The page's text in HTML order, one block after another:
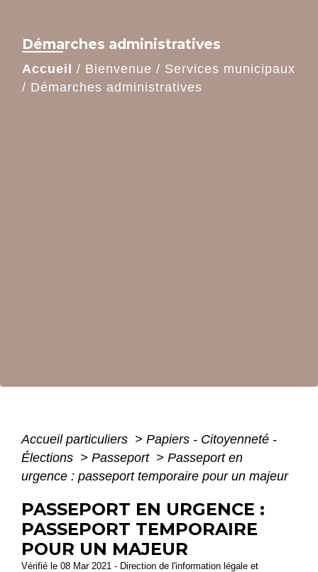
Démarches administratives
Accueil / Bienvenue / Services municipaux
/ Démarches administratives
Accueil particuliers > Papiers - Citoyenneté -
Élections > Passeport > Passeport en
urgence : passeport temporaire pour un majeur
PASSEPORT EN URGENCE :
PASSEPORT TEMPORAIRE
POUR UN MAJEUR
Vérifié le 08 Mar 2021 - Direction de l'information légale et